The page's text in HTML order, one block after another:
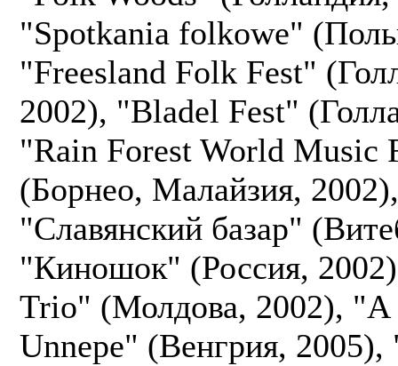
"Spotkania folkowe"
"Freesland Folk Fest"
2002), "Bladel Fest"
"Rain Forest World Music
(Борнео, Малайзия, 2002),
"Славянский базар"
"Киношок" (Россия,
Trio" (Молдова, 2002), "A
Unnepe" (Венгрия, 2005),